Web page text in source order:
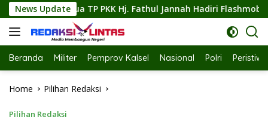
Skip
to
content
News Update
Fathul Jannah Hadiri Flashmob Kreasi Penggiat Jiwa
Beranda Militer Pemprov Kalsel Nasional Polri
Home Pilihan Redaksi
Pilihan Redaksi